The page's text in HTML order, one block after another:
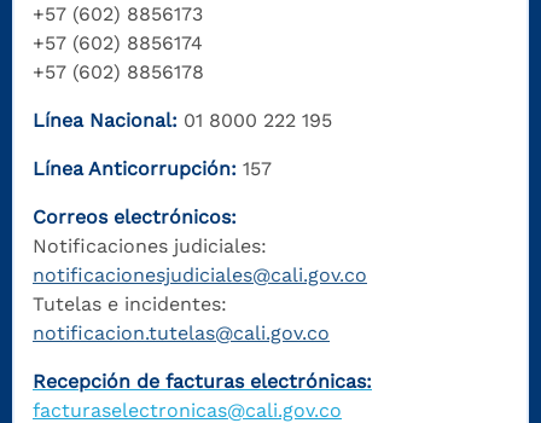
+57 (602) 8856173
+57 (602) 8856174
+57 (602) 8856178
Línea Nacional: 01 8000 222 195
Línea Anticorrupción: 157
Correos electrónicos:
Notificaciones judiciales:
notificacionesjudiciales@cali.gov.co
Tutelas e incidentes:
notificacion.tutelas@cali.gov.co
Recepción de facturas electrónicas:
facturaselectronicas@cali.gov.co